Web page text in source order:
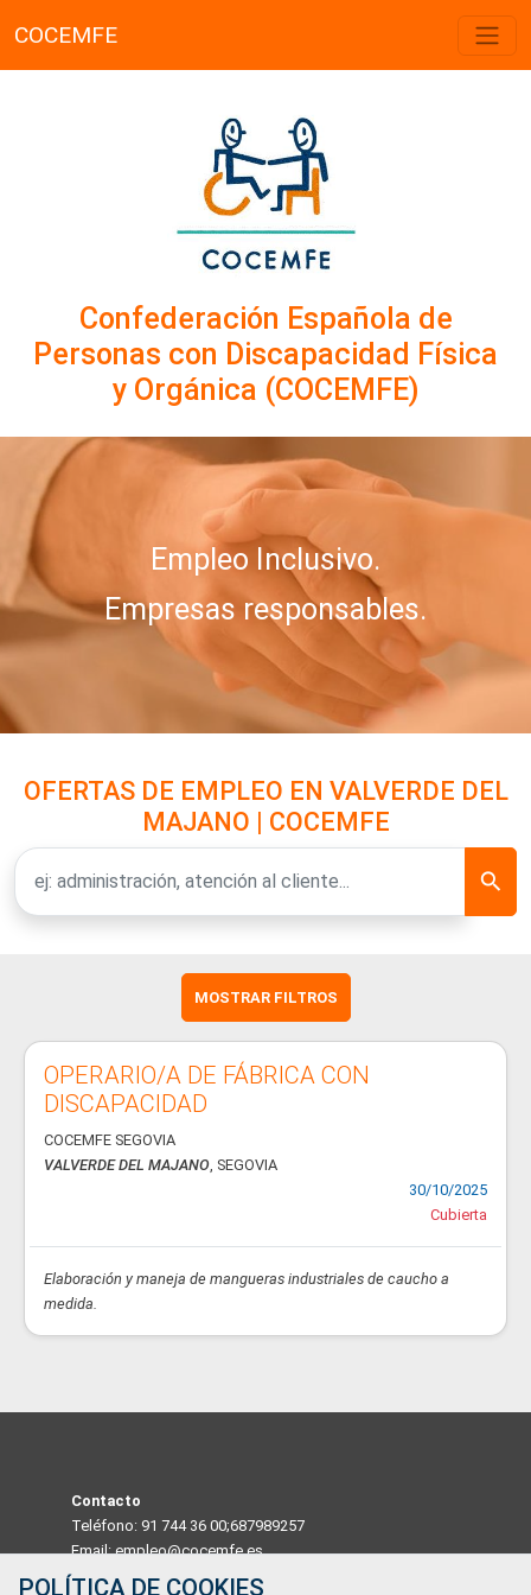
COCEMFE
Confederación Española de
Personas con Discapacidad Física
y Orgánica (COCEMFE)
Empleo Inclusivo.
Empresas responsables.
OFERTAS DE EMPLEO EN VALVERDE DEL
MAJANO | COCEMFE
MOSTRAR FILTROS
OPERARIO/A DE FÁBRICA CON
DISCAPACIDAD
COCEMFE SEGOVIA
VALVERDE DEL MAJANO, SEGOVIA
30/10/2025
Cubierta
Elaboración y maneja de mangueras industriales de caucho a
medida.
Contacto
Teléfono: 91 744 36 00;687989257
Email: empleo@cocemfe.es
POLÍTICA DE COOKIES